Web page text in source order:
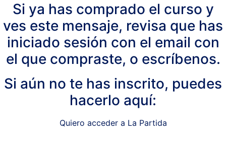
Si ya has comprado el curso y
ves este mensaje, revisa que has
iniciado sesión con el email con
el que compraste, o escríbenos.
Si aún no te has inscrito, puedes
hacerlo aquí:
Quiero acceder a La Partida